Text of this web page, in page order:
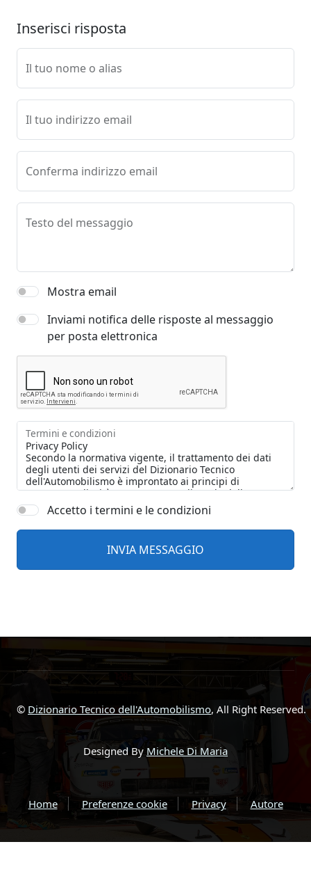
Inserisci risposta
Il tuo nome o alias
Il tuo indirizzo email
Conferma indirizzo email
Testo del messaggio
Mostra email
Inviami notifica delle risposte al messaggio
per posta elettronica
Termini e condizioni
Accetto i termini e le condizioni
© Dizionario Tecnico dell'Automobilismo, All Right Reserved.
Designed By Michele Di Maria
Home Preferenze cookie Privacy Autore